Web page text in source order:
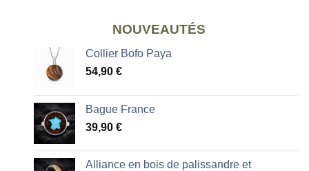
NOUVEAUTÉS
Collier Bofo Paya
54,90 €
Bague France
39,90 €
Alliance en bois de palissandre et